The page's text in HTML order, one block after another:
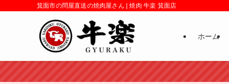
箕面市の問屋直送の焼肉屋さん | 焼肉 牛楽 箕面店
ホーム